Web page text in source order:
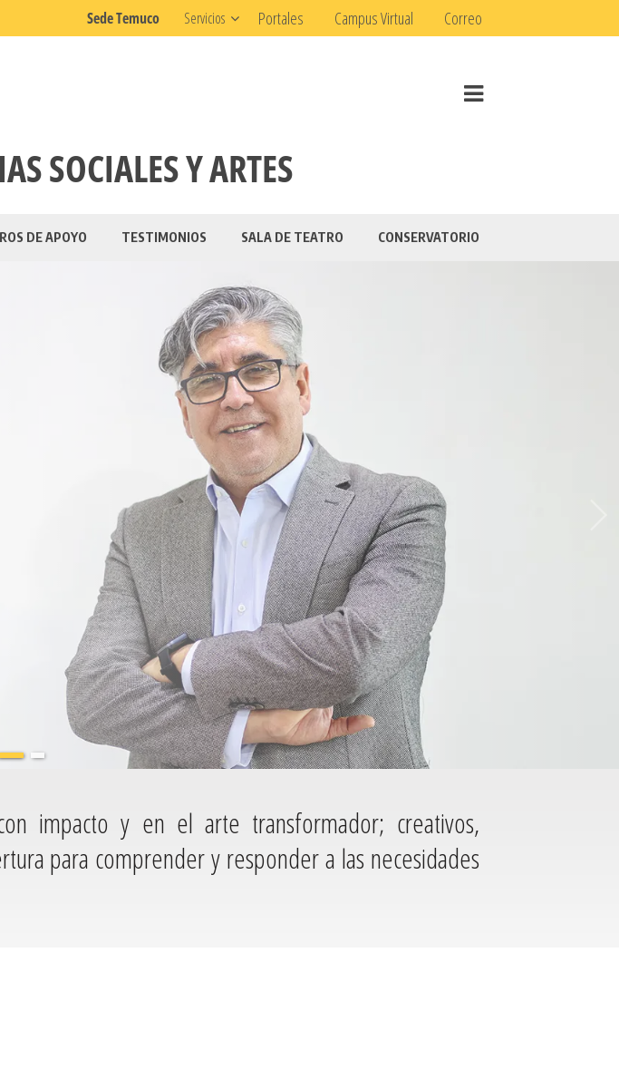
Sede Temuco Servicios Portales Campus Virtual Correo
SOCIALES Y ARTES
DE APOYO TESTIMONIOS SALA DE TEATRO CONSERVATORIO
impacto y en el arte transformador; creativos,
para comprender y responder a las necesidades